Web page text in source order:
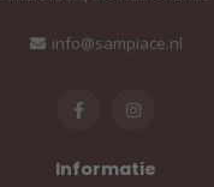
info@sampiace.nl
Informatie